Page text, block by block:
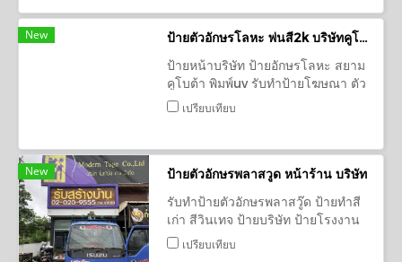
New
ป้ายตัวอักษรโลหะ พ่นสี2k บริษัทคูโบต้า อุดรธานี
ป้ายหน้าบริษัท ป้ายอักษรโลหะ สยาม
คูโบต้า พิมพ์uv รับทำป้ายโฆษณา ตัว
อักษรโลหะ สแตนเลสนูน กล่องไฟ
เปรียบเทียบ
New
ป้ายตัวอักษรพลาสวูด หน้าร้าน บริษัท
รับทำป้ายตัวอักษรพลาสวู๊ด ป้ายทำสี
เก่า สีวินเทจ ป้ายบริษัท ป้ายโรงงาน
รับทำป้ายกล่องไฟ ป้ายโลหะ ป้ายกัด
เปรียบเทียบ